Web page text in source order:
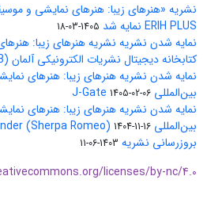
نشریه «هنرهای زیبا: هنرهای نمایشی و
ERIH PLUS نمایه شد
1405-03-18
نمایه شدن نشریه نشریه هنرهای زیبا:
کتابخانه دیجیتال نشریات الکترونیکی آلمان (EZB)
نمایه شدن نشریه هنرهای زیبا: هنرهای
بین‌المللی J-Gate 1405-02-06
نمایه شدن نشریه هنرهای زیبا: هنرهای
بین‌المللی Open Policy Finder (Sherpa Romeo) 1404-11-16
بروزرسانی نشریه 1403-06-11
licenses/by-nc/4.0/